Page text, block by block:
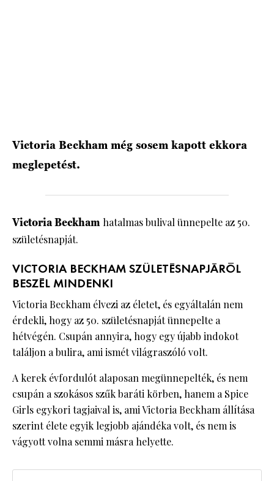
Victoria Beckham még sosem kapott ekkora
meglepetést.
Victoria Beckham hatalmas bulival ünnepelte az 50.
születésnapját.
VICTORIA BECKHAM SZÜLETÉSNAPJÁRÓL
BESZÉL MINDENKI
Victoria Beckham élvezi az életet, és egyáltalán nem
érdekli, hogy az 50. születésnapját ünnepelte a
hétvégén. Csupán annyira, hogy egy újabb indokot
találjon a bulira, ami ismét világraszóló volt.
A kerek évfordulót alaposan megünnepelték, és nem
csupán a szokásos szűk baráti körben, hanem a Spice
Girls egykori tagjaival is, ami Victoria Beckham állítása
szerint élete egyik legjobb ajándéka volt, és nem is
vágyott volna semmi másra helyette.